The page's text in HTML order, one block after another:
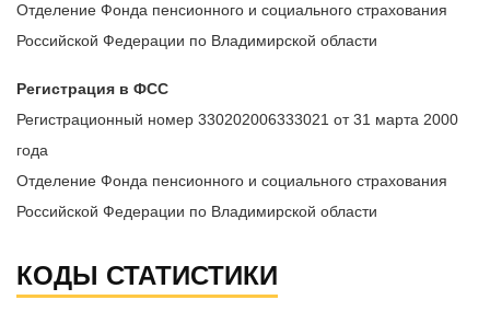
Отделение Фонда пенсионного и социального страхования
Российской Федерации по Владимирской области
Регистрация в ФСС
Регистрационный номер 330202006333021 от 31 марта 2000
года
Отделение Фонда пенсионного и социального страхования
Российской Федерации по Владимирской области
КОДЫ СТАТИСТИКИ